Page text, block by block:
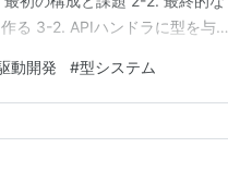
る 3-2. APIハンドラに型を与え
動開発 #型システム